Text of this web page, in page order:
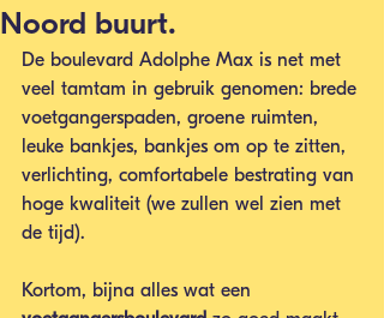
Noord buurt.
De boulevard Adolphe Max is net met
veel tamtam in gebruik genomen: brede
voetgangerspaden, groene ruimten,
leuke bankjes, bankjes om op te zitten,
verlichting, comfortabele bestrating van
hoge kwaliteit (we zullen wel zien met
de tijd).
Kortom, bijna alles wat een